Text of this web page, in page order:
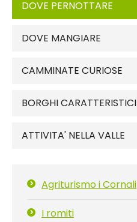
DOVE PERNOTTARE
DOVE MANGIARE
CAMMINATE CURIOSE
BORGHI CARATTERISTICI
ATTIVITA' NELLA VALLE
Agriturismo i Cornali
I romiti